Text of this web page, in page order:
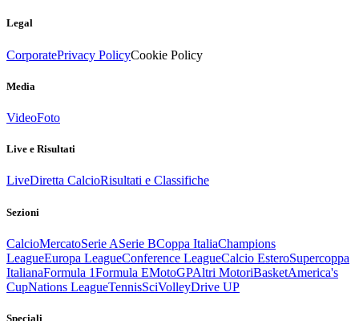
Legal
CorporatePrivacy PolicyCookie Policy
Media
VideoFoto
Live e Risultati
LiveDiretta CalcioRisultati e Classifiche
Sezioni
CalcioMercatoSerie ASerie BCoppa ItaliaChampions
LeagueEuropa LeagueConference LeagueCalcio EsteroSupercoppa
ItalianaFormula 1Formula EMotoGPAltri MotoriBasketAmerica's
CupNations LeagueTennisSciVolleyDrive UP
Speciali